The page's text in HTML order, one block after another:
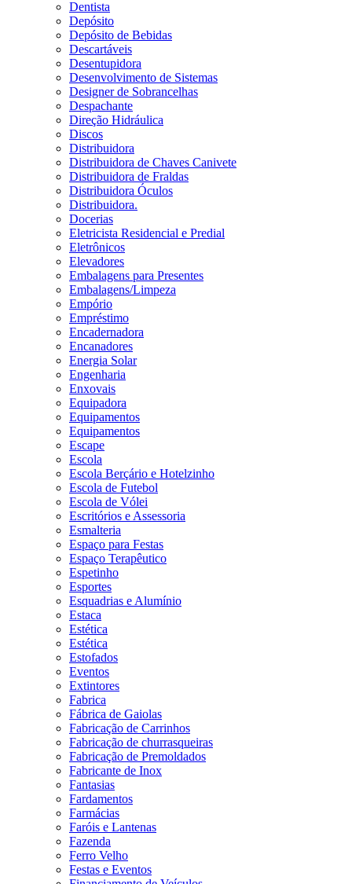
Dentista
Depósito
Depósito de Bebidas
Descartáveis
Desentupidora
Desenvolvimento de Sistemas
Designer de Sobrancelhas
Despachante
Direção Hidráulica
Discos
Distribuidora
Distribuidora de Chaves Canivete
Distribuidora de Fraldas
Distribuidora Óculos
Distribuidora.
Docerias
Eletricista Residencial e Predial
Eletrônicos
Elevadores
Embalagens para Presentes
Embalagens/Limpeza
Empório
Empréstimo
Encadernadora
Encanadores
Energia Solar
Engenharia
Enxovais
Equipadora
Equipamentos
Equipamentos
Escape
Escola
Escola Berçário e Hotelzinho
Escola de Futebol
Escola de Vólei
Escritórios e Assessoria
Esmalteria
Espaço para Festas
Espaço Terapêutico
Espetinho
Esportes
Esquadrias e Alumínio
Estaca
Estética
Estética
Estofados
Eventos
Extintores
Fabrica
Fábrica de Gaiolas
Fabricação de Carrinhos
Fabricação de churrasqueiras
Fabricação de Premoldados
Fabricante de Inox
Fantasias
Fardamentos
Farmácias
Faróis e Lantenas
Fazenda
Ferro Velho
Festas e Eventos